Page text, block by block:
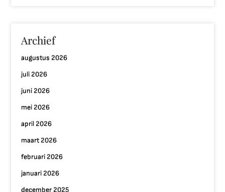
Archief
augustus 2026
juli 2026
juni 2026
mei 2026
april 2026
maart 2026
februari 2026
januari 2026
december 2025